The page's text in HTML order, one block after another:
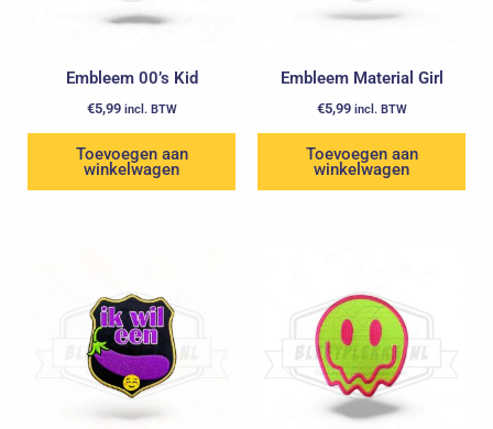
Embleem 00’s Kid
€5,99 incl. BTW
Toevoegen aan
winkelwagen
Embleem Material Girl
€5,99 incl. BTW
Toevoegen aan
winkelwagen
€5,99.€3,99.